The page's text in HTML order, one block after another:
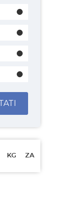
KG ZA